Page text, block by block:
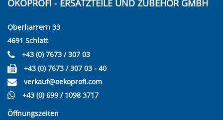
ÖKOPROFI - ERSATZTEILE UND ZUBEHÖR GMBH
Oberharrern 33
4691 Schlatt
+43 (0) 7673 / 307 03
+43 (0) 7673 / 307 03 - 40
verkauf@oekoprofi.com
+43 (0) 699 / 1098 3717
Öffnungszeiten